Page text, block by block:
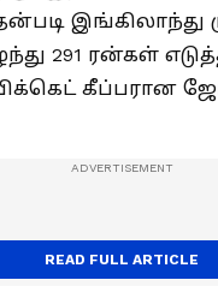
இங்கிலாந்து
291 ரன்கள்
கீப்பரான
READ FULL ARTICLE